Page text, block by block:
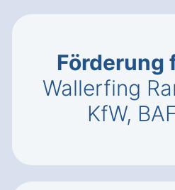
Förderung
Wallerfing
KfW,